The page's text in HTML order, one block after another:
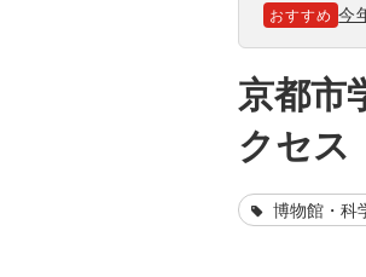
おすすめ 今
京都市
クセス
博物館・科